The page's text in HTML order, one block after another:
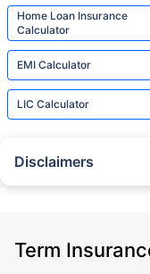
Home Loan Insurance
Calculator
EMI Calculator
LIC Calculator
Disclaimers
Policybazaar does not
Term